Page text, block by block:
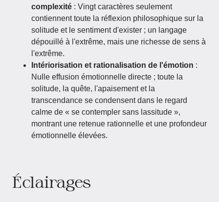
complexité : Vingt caractères seulement
contiennent toute la réflexion philosophique sur la
solitude et le sentiment d'exister ; un langage
dépouillé à l'extrême, mais une richesse de sens à
l'extrême.
Intériorisation et rationalisation de l'émotion :
Nulle effusion émotionnelle directe ; toute la
solitude, la quête, l'apaisement et la
transcendance se condensent dans le regard
calme de « se contempler sans lassitude »,
montrant une retenue rationnelle et une profondeur
émotionnelle élevées.
Éclairages